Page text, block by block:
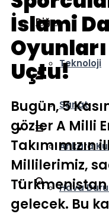
Diğer
Teknoloji
Sanat
Ankara
Hava
İslami
Uçtu!
Bugün, 5
gözler A Milli
Millilerimiz,
Türkmenistan
gelecek. Bu